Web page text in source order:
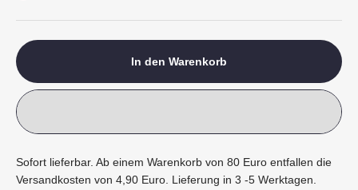
In den Warenkorb
Sofort lieferbar. Ab einem Warenkorb von 80 Euro entfallen die
Versandkosten von 4,90 Euro. Lieferung in 3 -5 Werktagen.